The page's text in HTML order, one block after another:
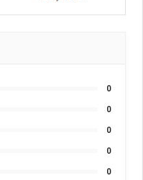
0
0
0
0
0